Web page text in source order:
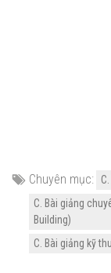
Chuyên mục:
C. Bài giảng
Building)
C. Bài giảng kỹ